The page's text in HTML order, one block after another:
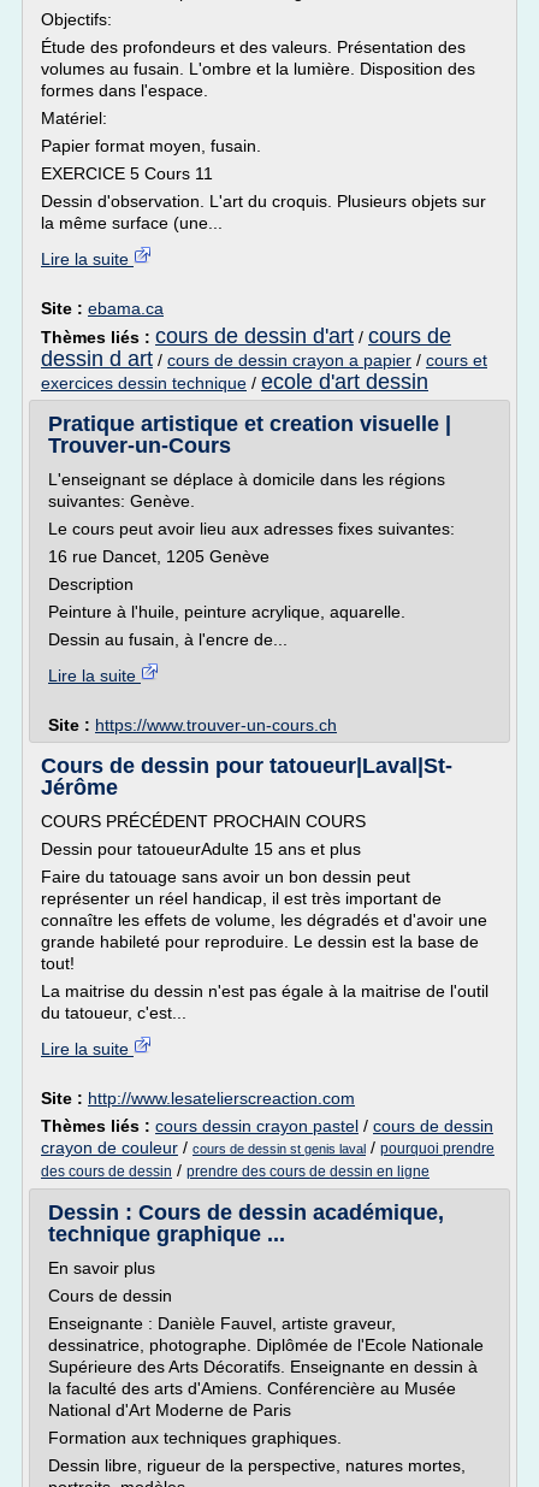
Objectifs:
Étude des profondeurs et des valeurs. Présentation des
volumes au fusain. L'ombre et la lumière. Disposition des
formes dans l'espace.
Matériel:
Papier format moyen, fusain.
EXERCICE 5 Cours 11
Dessin d'observation. L'art du croquis. Plusieurs objets sur
la même surface (une...
Lire la suite
Site : ebama.ca
Thèmes liés : cours de dessin d'art / cours de
dessin d art / cours de dessin crayon a papier / cours et
exercices dessin technique / ecole d'art dessin
Pratique artistique et creation visuelle |
Trouver-un-Cours
L'enseignant se déplace à domicile dans les régions
suivantes: Genève.
Le cours peut avoir lieu aux adresses fixes suivantes:
16 rue Dancet, 1205 Genève
Description
Peinture à l'huile, peinture acrylique, aquarelle.
Dessin au fusain, à l'encre de...
Lire la suite
Site : https://www.trouver-un-cours.ch
Cours de dessin pour tatoueur|Laval|St-
Jérôme
COURS PRÉCÉDENT PROCHAIN COURS
Dessin pour tatoueurAdulte 15 ans et plus
Faire du tatouage sans avoir un bon dessin peut
représenter un réel handicap, il est très important de
connaître les effets de volume, les dégradés et d'avoir une
grande habileté pour reproduire. Le dessin est la base de
tout!
La maitrise du dessin n'est pas égale à la maitrise de l'outil
du tatoueur, c'est...
Lire la suite
Site : http://www.lesatelierscreaction.com
Thèmes liés : cours dessin crayon pastel / cours de dessin
crayon de couleur / cours de dessin st genis laval / pourquoi prendre
des cours de dessin / prendre des cours de dessin en ligne
Dessin : Cours de dessin académique,
technique graphique ...
En savoir plus
Cours de dessin
Enseignante : Danièle Fauvel, artiste graveur,
dessinatrice, photographe. Diplômée de l'Ecole Nationale
Supérieure des Arts Décoratifs. Enseignante en dessin à
la faculté des arts d'Amiens. Conférencière au Musée
National d'Art Moderne de Paris
Formation aux techniques graphiques.
Dessin libre, rigueur de la perspective, natures mortes,